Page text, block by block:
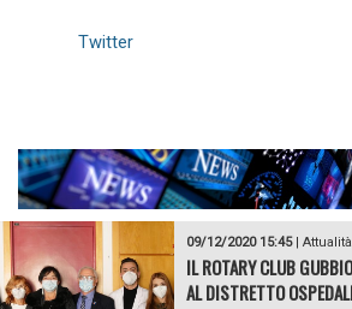
Twitter
09/12/2020 15:45| Attualità
IL ROTARY CLUB
AL DISTRETTO